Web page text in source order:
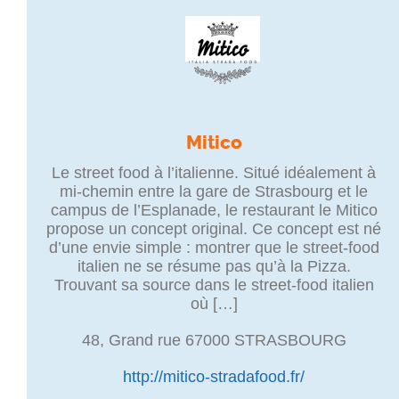
Mitico
Le street food à l’italienne. Situé idéalement à
mi-chemin entre la gare de Strasbourg et le
campus de l’Esplanade, le restaurant le Mitico
propose un concept original. Ce concept est né
d’une envie simple : montrer que le street-food
italien ne se résume pas qu’à la Pizza.
Trouvant sa source dans le street-food italien
où […]
48, Grand rue 67000 STRASBOURG
http://mitico-stradafood.fr/